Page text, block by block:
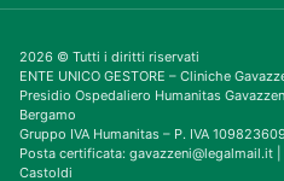
2026 © Tutti i diritti riservati
ENTE UNICO GESTORE – Cliniche
Presidio Ospedaliero Humanitas
Bergamo
Gruppo IVA Humanitas – P. IVA
Posta certificata: gavazzeni@legalmail.it
Castoldi